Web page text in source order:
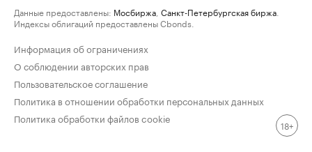
Данные предоставлены: Мосбиржа Санкт-Петербургская биржа
Индексы облигаций предоставлены Cbonds.
Информация об ограничениях
О соблюдении авторских прав
Пользовательское соглашение
Политика в отношении обработки персональных данных
Политика обработки файлов cookie
18+